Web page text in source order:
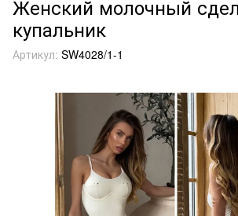
Женский молочный
купальник
Артикул: SW4028/1-1